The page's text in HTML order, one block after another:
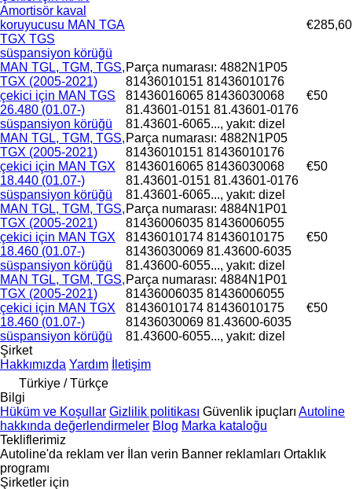
Amortisör kaval
koruyucusu MAN TGA
TGX TGS
süspansiyon körüğü
€285,60
MAN TGL, TGM, TGS,
TGX (2005-2021)
çekici için MAN TGS
26.480 (01.07-)
süspansiyon körüğü
Parça numarası: 4882N1P05
81436010151 81436010176
81436016065 81436030068
81.43601-0151 81.43601-0176
81.43601-6065..., yakıt: dizel
€50
MAN TGL, TGM, TGS,
TGX (2005-2021)
çekici için MAN TGX
18.440 (01.07-)
süspansiyon körüğü
Parça numarası: 4882N1P05
81436010151 81436010176
81436016065 81436030068
81.43601-0151 81.43601-0176
81.43601-6065..., yakıt: dizel
€50
MAN TGL, TGM, TGS,
TGX (2005-2021)
çekici için MAN TGX
18.460 (01.07-)
süspansiyon körüğü
Parça numarası: 4884N1P01
81436006035 81436006055
81436010174 81436010175
81436030069 81.43600-6035
81.43600-6055..., yakıt: dizel
€50
MAN TGL, TGM, TGS,
TGX (2005-2021)
çekici için MAN TGX
18.460 (01.07-)
süspansiyon körüğü
Parça numarası: 4884N1P01
81436006035 81436006055
81436010174 81436010175
81436030069 81.43600-6035
81.43600-6055..., yakıt: dizel
€50
Şirket
Hakkımızda Yardım
İletişim
Türkiye / Türkçe
Bilgi
Hüküm ve Koşullar Gizlilik politikası Güvenlik ipuçları Autoline
hakkında değerlendirmeler Blog Marka kataloğu
Tekliflerimiz
Autoline'da reklam ver
İlan verin Banner reklamları Ortaklık
programı
Şirketler için